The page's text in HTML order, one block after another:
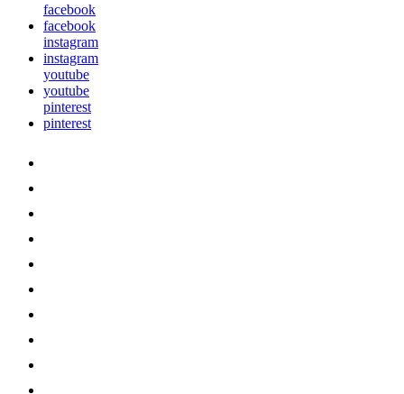
facebook
facebook
instagram
instagram
youtube
youtube
pinterest
pinterest